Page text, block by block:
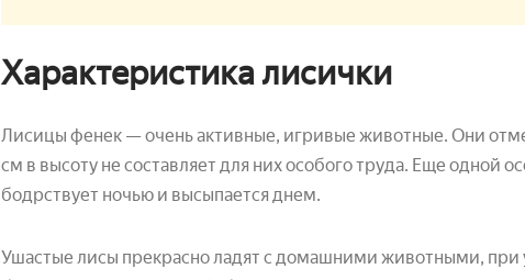
Характеристика лисички
Лисицы фенек — очень активные, игривые животные. Они
см в высоту не составляет для них особого труда. Еще одной
бодрствует ночью и высыпается днем.
Ушастые лисы прекрасно ладят с домашними животными, при